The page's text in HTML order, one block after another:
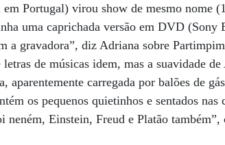
Portugal) virou show de mesmo nome
uma caprichada versão em DVD (Sony
a gravadora”, diz Adriana sobre
de músicas idem, mas a suavidade
aparentemente carregada por balões de
os pequenos quietinhos e sentados nas
Einstein, Freud e Platão